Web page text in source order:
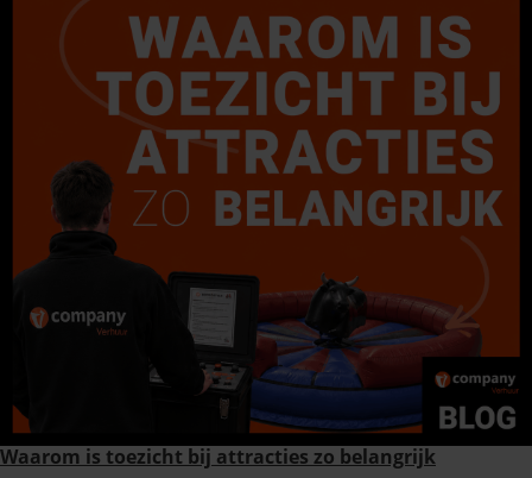
Waarom is toezicht bij attracties zo belangrijk